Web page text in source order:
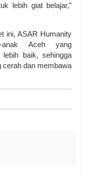
lebih giat belajar,”
ini, ASAR Humanity
anak Aceh yang
baik, sehingga
cerah dan membawa